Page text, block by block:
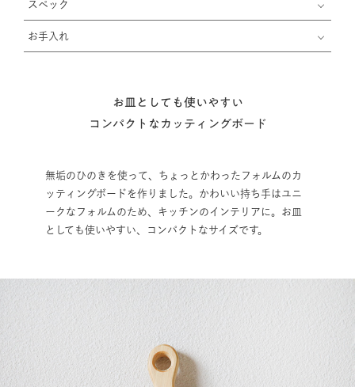
スペック
お手入れ
お皿としても使いやすい
コンパクトなカッティングボード
無垢のひのきを使って、ちょっとかわったフォルムのカ
ッティングボードを作りました。かわいい持ち手はユニ
ークなフォルムのため、キッチンのインテリアに。お皿
としても使いやすい、コンパクトなサイズです。